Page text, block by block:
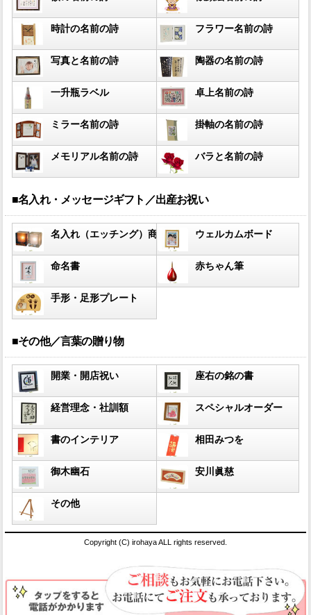
時計の名前の詩 フラワー名前の詩
写真と名前の詩 陶器の名前の詩
一升瓶ラベル 卓上名前の詩
ミラー名前の詩 掛軸の名前の詩
メモリアル名前の詩 バラと名前の詩
■名入れ・メッセージギフト／出産お祝い
名入れ（エッチング）商品 ウェルカムボード
命名書 赤ちゃん筆
手形・足形プレート
■その他／言葉の贈り物
開業・開店祝い 座右の銘の書
経営理念・社訓額 スペシャルオーダー
書のインテリア 相田みつを
御木幽石 安川眞慈
その他
Copyright (C) irohaya ALL rights reserved.